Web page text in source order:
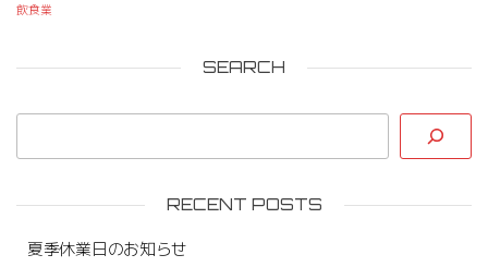
飲食業
SEARCH
RECENT POSTS
夏季休業日のお知らせ